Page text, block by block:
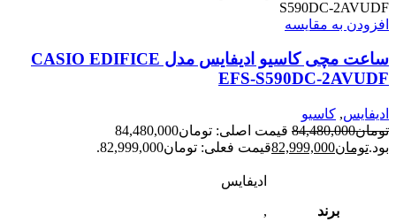
افزودن به مقایسه
ساعت مچی کاسیو ادیفایس مدل CASIO EDIFICE
EFS-S590DC-2AVUDF
ادیفایس, کاسیو
تومان84,480,000
قیمت اصلی: تومان84,480,000
بود.تومان82,999,000قیمت فعلی: تومان82,999,000.
برند
ادیفایس
,